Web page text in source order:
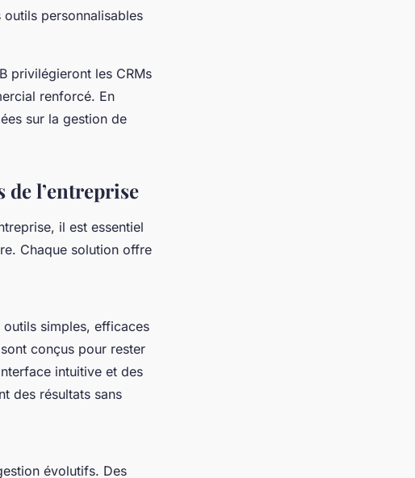
outils personnalisables
privilégieront les CRMs
renforcé. En
sur la gestion de
de l’entreprise
il est essentiel
Chaque solution offre
simples, efficaces
conçus pour rester
intuitive et des
des résultats sans
évolutifs. Des